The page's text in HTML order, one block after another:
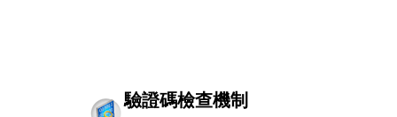
驗證碼檢查機制